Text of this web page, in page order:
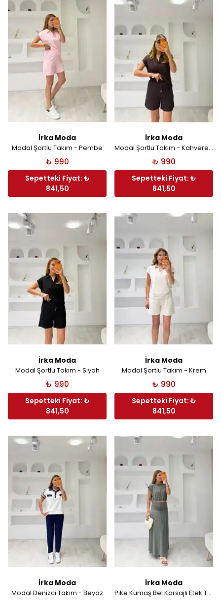
İrka Moda
Modal Şortlu Takım - Pembe
₺ 990
Sepetteki Fiyat: ₺
841,50
İrka Moda
Modal Şortlu Takım - Kahverengi
₺ 990
Sepetteki Fiyat: ₺
841,50
İrka Moda
Modal Şortlu Takım - Siyah
₺ 990
Sepetteki Fiyat: ₺
841,50
İrka Moda
Modal Şortlu Takım - Krem
₺ 990
Sepetteki Fiyat: ₺
841,50
İrka Moda
Modal Denizci Takım - Beyaz
İrka Moda
Pike Kumaş Bel Korsajlı Etek Takım - Haki